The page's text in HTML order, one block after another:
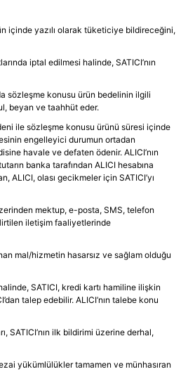
içinde yazılı olarak tüketiciye bildireceğini,
iptal edilmesi halinde, SATICI’nın
sözleşme konusu ürün bedelinin ilgili
beyan ve taahhüt eder.
ile sözleşme konusu ürünü süresi içinde
engelleyici durumun ortadan
havale ve defaten ödenir. ALICI’nın
banka tarafından ALICI hesabına
ALICI, olası gecikmeler için SATICI’yı
mektup, e-posta, SMS, telefon
iletişim faaliyetlerinde
mal/hizmetin hasarsız ve sağlam olduğu
SATICI, kredi kartı hamiline ilişkin
talep edebilir. ALICI’nın talebe konu
SATICI’nın ilk bildirimi üzerine derhal,
yükümlülükler tamamen ve münhasıran